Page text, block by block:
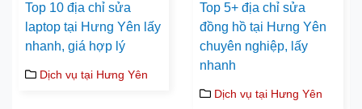
Top 10 địa chỉ sửa
laptop tại Hưng Yên lấy
nhanh, giá hợp lý
Dịch vụ tại Hưng Yên
Top 5+ địa chỉ sửa
đồng hồ tại Hưng Yên
chuyên nghiệp, lấy
nhanh
Dịch vụ tại Hưng Yên